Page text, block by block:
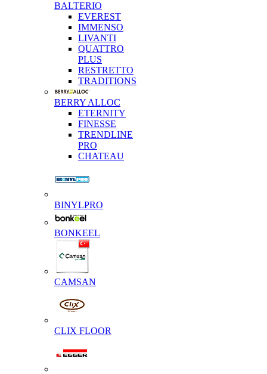
BALTERIO
EVEREST
IMMENSO
LIVANTI
QUATTRO
PLUS
RESTRETTO
TRADITIONS
BERRY ALLOC
ETERNITY
FINESSE
TRENDLINE
PRO
CHATEAU
BINYLPRO
BONKEEL
CAMSAN
CLIX FLOOR